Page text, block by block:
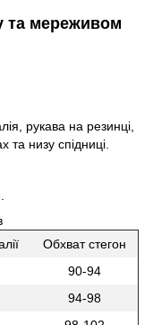
та мереживом
рукава на резинці,
низу спідниці.
Обхват стегон
90-94
94-98